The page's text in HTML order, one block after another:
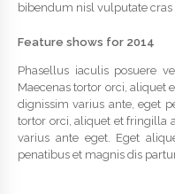
bibendum nisl vulputate cras
Feature shows for 2014
Phasellus iaculis posuere
Maecenas tortor orci, aliquet
dignissim varius ante, eget
tortor orci, aliquet et fringilla
varius ante eget. Eget
penatibus et magnis dis